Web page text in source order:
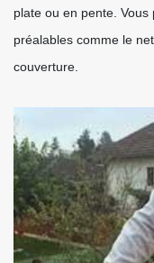
plate ou en pente.
préalables comme le
couverture.